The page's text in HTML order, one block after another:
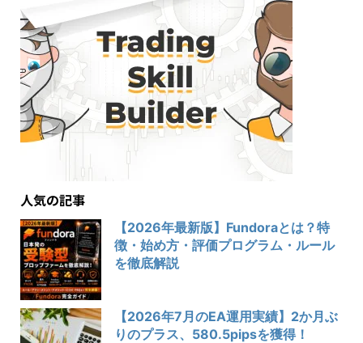
人気の記事
【2026年最新版】Fundoraとは？特
徴・始め方・評価プログラム・ルール
を徹底解説
【2026年7月のEA運用実績】2か月ぶ
りのプラス、580.5pipsを獲得！